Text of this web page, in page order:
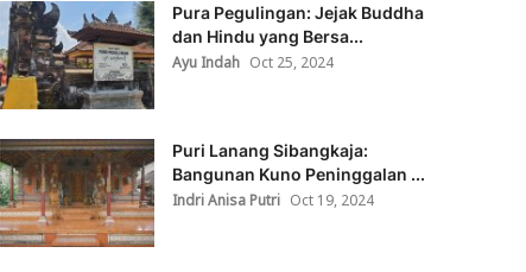
Pura Pegulingan: Jejak Buddha
dan Hindu yang Bersa...
Ayu Indah Oct 25, 2024
Puri Lanang Sibangkaja:
Bangunan Kuno Peninggalan ...
Indri Anisa Putri Oct 19, 2024